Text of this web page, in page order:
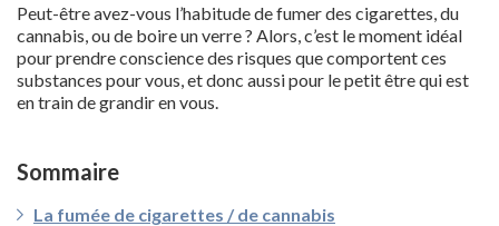
Peut-être avez-vous l’habitude de fumer des cigarettes, du
cannabis, ou de boire un verre ? Alors, c’est le moment idéal
pour prendre conscience des risques que comportent ces
substances pour vous, et donc aussi pour le petit être qui est
en train de grandir en vous.
Sommaire
La fumée de cigarettes / de cannabis